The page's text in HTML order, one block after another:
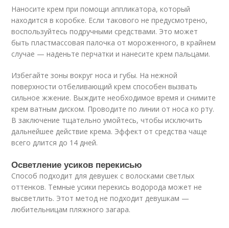
Наносите крем при помощи аппликатора, который
находится в коробке. Если такового не предусмотрено,
воспользуйтесь подручными средствами. Это может
быть пластмассовая палочка от мороженного, в крайнем
случае — наденьте перчатки и нанесите крем пальцами.
Избегайте зоны вокруг носа и губы. На нежной
поверхности отбеливающий крем способен вызвать
сильное жжение. Выждите необходимое время и снимите
крем ватным диском. Проводите по линии от носа ко рту.
В заключение тщательно умойтесь, чтобы исключить
дальнейшее действие крема. Эффект от средства чаще
всего длится до 14 дней.
Осветление усиков перекисью
Способ подходит для девушек с волосками светлых
оттенков. Темные усики перекись водорода может не
высветлить. Этот метод не подходит девушкам —
любительницам пляжного загара.